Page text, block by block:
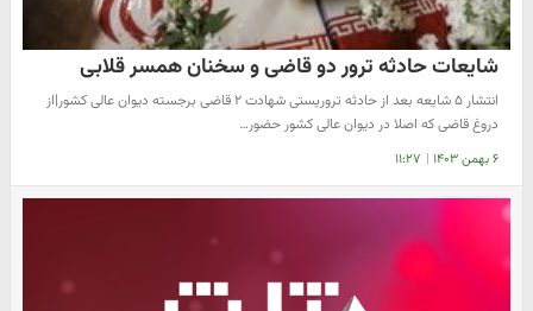
شایعات حادثه ترور دو قاضی و سخنان همسر قلابی
انتشار ۵ شایعه بعد از حادثه تروریستی شهادت ۲ قاضی برجسته دیوان عالی کشور|از
دروغ قاضی که اصلا در دیوان عالی کشور حضور…
۶ بهمن ۱۴۰۳ | ۱۱:۲۷